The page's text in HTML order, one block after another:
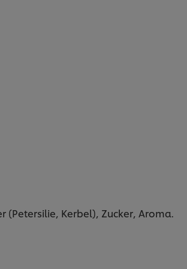
(Petersilie, Kerbel), Zucker, Aroma.